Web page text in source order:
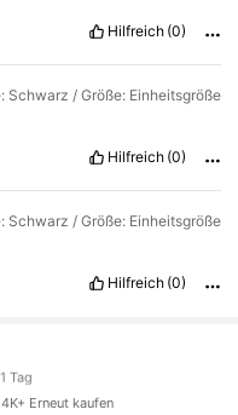
Hilfreich (0)
Schwarz / Größe: Einheitsgröße
Hilfreich (0)
Schwarz / Größe: Einheitsgröße
Hilfreich (0)
Tag
Erneut kaufen